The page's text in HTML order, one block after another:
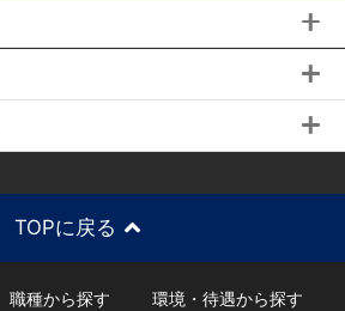
TOPに戻る
職種から探す
環境・待遇から探す